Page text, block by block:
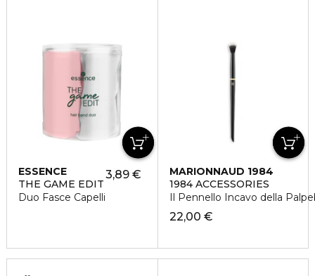
ESSENCE
THE GAME EDIT
Duo Fasce Capelli
3,89 €
MARIONNAUD 1984
1984 ACCESSORIES
Il Pennello Incavo della
22,00 €